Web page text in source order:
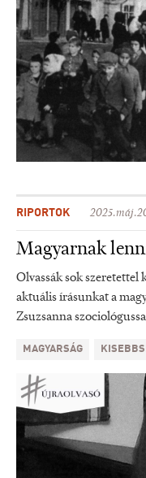
RIPORTOK
Magyarnak
Olvassák sok szeretettel
aktuális írásunkat a
Zsuzsanna
MAGYARSÁG